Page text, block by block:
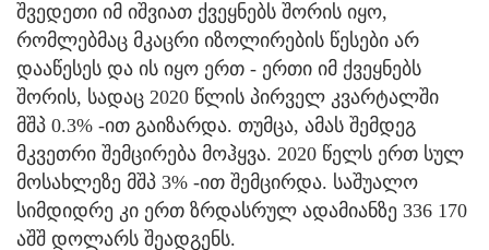
შვედეთი იმ იშვიათ ქვეყნებს შორის იყო,
რომლებმაც მკაცრი იზოლირების წესები არ
დააწესეს და ის იყო ერთ - ერთი იმ ქვეყნებს
შორის, სადაც 2020 წლის პირველ კვარტალში
მშპ 0.3% -ით გაიზარდა. თუმცა, ამას შემდეგ
მკვეთრი შემცირება მოჰყვა. 2020 წელს ერთ სულ
მოსახლეზე მშპ 3% -ით შემცირდა. საშუალო
სიმდიდრე კი ერთ ზრდასრულ ადამიანზე 336 170
აშშ დოლარს შეადგენს.